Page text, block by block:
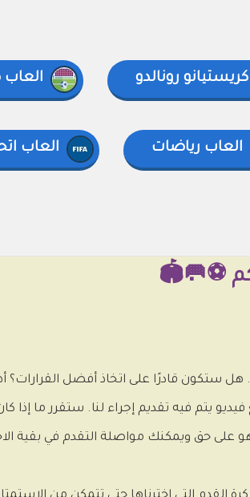
رونالدو العاب
العاب رياضات العاب
⚽🥅🏟
هل ستكون قادرًا على اتخاذ أفضل
يتم فيه تقديم إجراء لنا. ستقرر ما إذا
حق ويمكنك مواصلة التقدم في بقية